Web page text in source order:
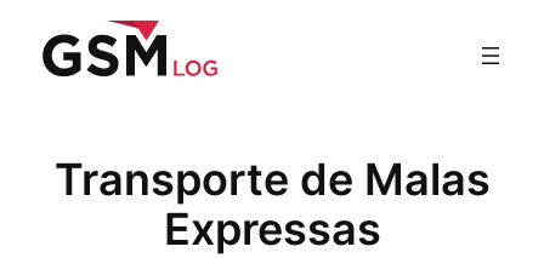
para
Transporte de Malas
Expressas